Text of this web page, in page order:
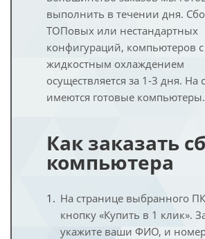
выполнить в течении дня.
ТОПовых или нестандартных
конфигураций, компьютеров с
жидкостным охлаждением
осуществляется за 1-3 дня. На
имеются готовые компьютеры.
Как заказать
компьютера
На странице выбранного
кнопку «Купить в 1 клик».
укажите ваши ФИО, и